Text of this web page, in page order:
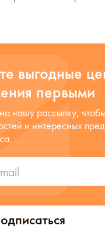
выгодные
первыми
нашу рассылку,
и интересных